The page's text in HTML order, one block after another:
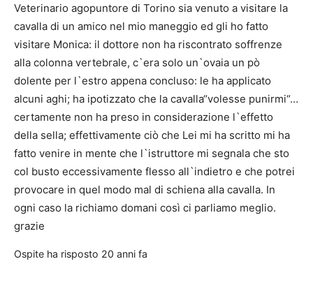
Veterinario agopuntore di Torino sia venuto a visitare la
cavalla di un amico nel mio maneggio ed gli ho fatto
visitare Monica: il dottore non ha riscontrato soffrenze
alla colonna vertebrale, c`era solo un`ovaia un pò
dolente per l`estro appena concluso: le ha applicato
alcuni aghi; ha ipotizzato che la cavalla“volesse punirmi“…
certamente non ha preso in considerazione l`effetto
della sella; effettivamente ciò che Lei mi ha scritto mi ha
fatto venire in mente che l`istruttore mi segnala che sto
col busto eccessivamente flesso all`indietro e che potrei
provocare in quel modo mal di schiena alla cavalla. In
ogni caso la richiamo domani così ci parliamo meglio.
grazie
Ospite ha risposto 20 anni fa